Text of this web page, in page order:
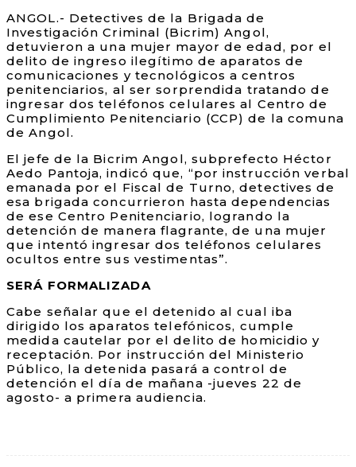
ANGOL.- Detectives de la Brigada de
Investigación Criminal (Bicrim) Angol,
detuvieron a una mujer mayor de edad, por el
delito de ingreso ilegítimo de aparatos de
comunicaciones y tecnológicos a centros
penitenciarios, al ser sorprendida tratando de
ingresar dos teléfonos celulares al Centro de
Cumplimiento Penitenciario (CCP) de la comuna
de Angol.
El jefe de la Bicrim Angol, subprefecto Héctor
Aedo Pantoja, indicó que, “por instrucción verbal
emanada por el Fiscal de Turno, detectives de
esa brigada concurrieron hasta dependencias
de ese Centro Penitenciario, logrando la
detención de manera flagrante, de una mujer
que intentó ingresar dos teléfonos celulares
ocultos entre sus vestimentas”.
SERÁ FORMALIZADA
Cabe señalar que el detenido al cual iba
dirigido los aparatos telefónicos, cumple
medida cautelar por el delito de homicidio y
receptación. Por instrucción del Ministerio
Público, la detenida pasará a control de
detención el día de mañana -jueves 22 de
agosto- a primera audiencia.